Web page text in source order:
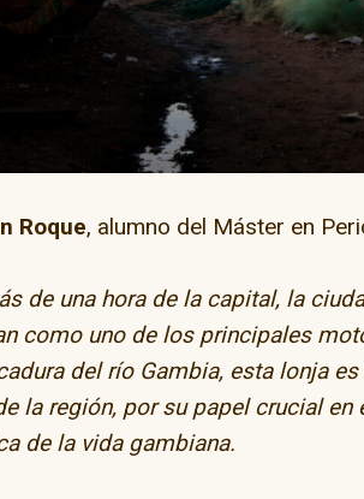
Roque, alumno del Máster en
de una hora de la capital, la
como uno de los principales
del río Gambia, esta lonja
la región, por su papel crucial
de la vida gambiana.
“Go Skate Day” en la capital del
skate